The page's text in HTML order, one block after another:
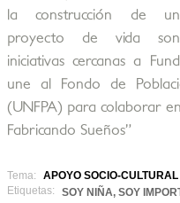
la construcción de un
proyecto de vida son
iniciativas cercanas a
une al Fondo de
(UNFPA) para colaborar
Fabricando Sueños”
Tema:
APOYO SOCIO-CULTURAL
Etiquetas:
SOY NIÑA, SOY